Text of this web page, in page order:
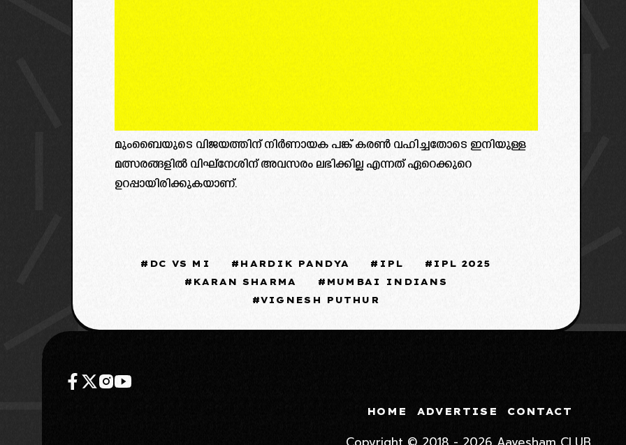
മുംബൈയുടെ വിജയത്തിന് നിർണായക പങ്ക് കരൺ വഹിച്ചതോടെ ഇനിയുള്ള
മത്സരങ്ങളിൽ വിഘ്‌നേശിന് അവസരം ലഭിക്കില്ല എന്നത് ഏറെക്കുറെ
ഉറപ്പായിരിക്കുകയാണ്.
DC VS MI HARDIK PANDYA IPL
IPL 2025
KARAN SHARMA
MUMBAI INDIANS
VIGNESH PUTHUR
HOME ADVERTISE CONTACT